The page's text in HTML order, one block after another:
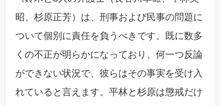
昭、杉原正芳）は、刑事および民事の問題に
ついて個別に責任を負うべきです。既に数多
くの不正が明らかになっており、何一つ反論
ができない状況で、彼らはその事実を受け入
れていると言えます。平林と杉原は懲戒だけ